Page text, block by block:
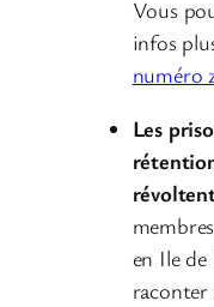
Vous
infos
numéro
Les
en Ile